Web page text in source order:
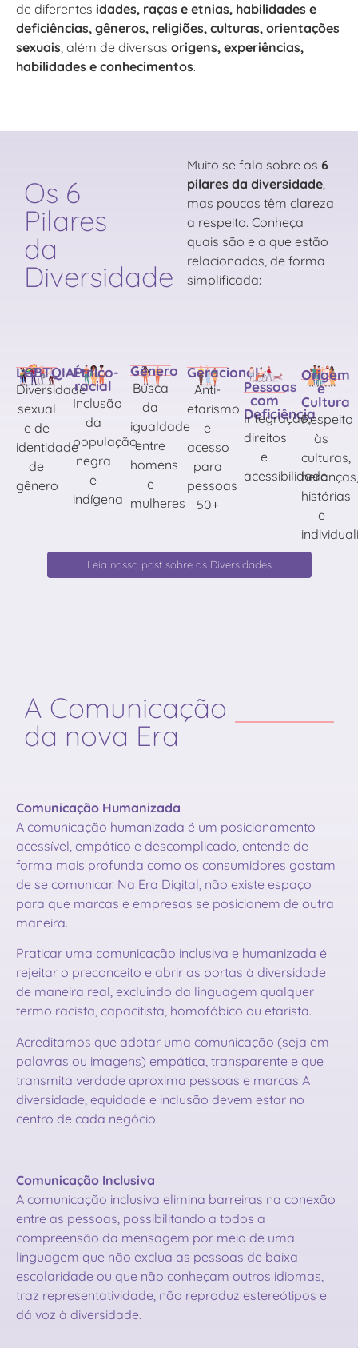
de diferentes idades, raças e etnias, habilidades e
deficiências, gêneros, religiões, culturas, orientações
sexuais, além de diversas origens, experiências,
habilidades e conhecimentos.
Os 6
Pilares
da
Diversidade
Muito se fala sobre os 6
pilares da diversidade,
mas poucos têm clareza
a respeito. Conheça
quais são e a que estão
relacionados, de forma
simplificada:
LGBTQIAP+
Diversidade
sexual
e de
identidade
de
gênero
Étnico-
racial
Inclusão
da
população
negra
e
indígena
Gênero
Busca
da
igualdade
entre
homens
e
mulheres
Geracional
Anti-
etarismo
e
acesso
para
pessoas
50+
Pessoas
com
Deficiência
Integração,
direitos
e
acessibilidade
Origem
e
Cultura
Respeito
às
culturas,
heranças,
histórias
e
Leia nosso post sobre as Diversidades
A Comunicação
da nova Era
Comunicação Humanizada
A comunicação humanizada é um posicionamento
acessível, empático e descomplicado, entende de
forma mais profunda como os consumidores gostam
de se comunicar. Na Era Digital, não existe espaço
para que marcas e empresas se posicionem de outra
maneira.
Praticar uma comunicação inclusiva e humanizada é
rejeitar o preconceito e abrir as portas à diversidade
de maneira real, excluindo da linguagem qualquer
termo racista, capacitista, homofóbico ou etarista.
Acreditamos que adotar uma comunicação (seja em
palavras ou imagens) empática, transparente e que
transmita verdade aproxima pessoas e marcas A
diversidade, equidade e inclusão devem estar no
centro de cada negócio.
Comunicação Inclusiva
A comunicação inclusiva elimina barreiras na conexão
entre as pessoas, possibilitando a todos a
compreensão da mensagem por meio de uma
linguagem que não exclua as pessoas de baixa
escolaridade ou que não conheçam outros idiomas,
traz representatividade, não reproduz estereótipos e
dá voz à diversidade.